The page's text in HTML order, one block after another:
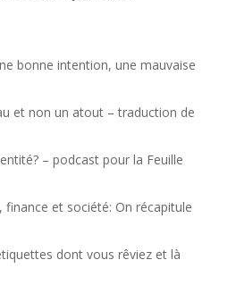
bonne intention, une mauvaise
et non un atout – traduction de
– podcast pour la Feuille
finance et société: On récapitule
dont vous rêviez et là